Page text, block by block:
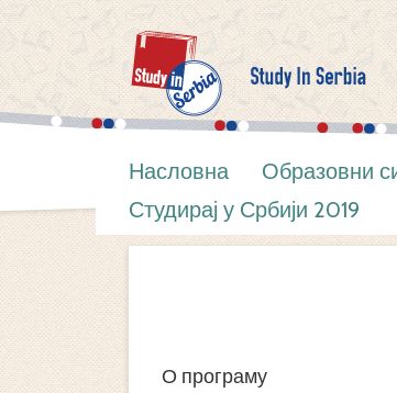
Насловна Образовни
Студирај у Србији 2019
О програму